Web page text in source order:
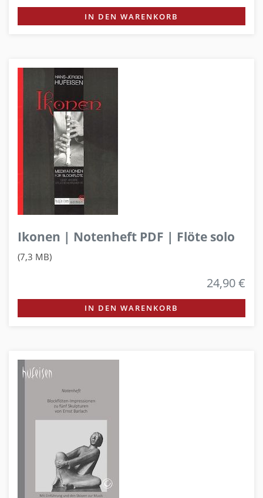
IN DEN WARENKORB
Ikonen | Notenheft PDF | Flöte solo
(7,3 MB)
24,90 €
IN DEN WARENKORB